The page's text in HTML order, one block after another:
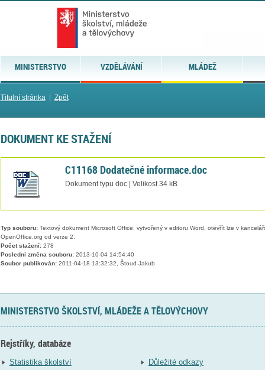
MINISTERSTVO VZDĚLÁVÁNÍ MLÁDEŽ
Titulní stránka| Zpět
DOKUMENT KE STAŽENÍ
C11168 Dodatečné informace.doc
Dokument typu doc | Velikost 34 kB
Typ souboru:Textový dokument Microsoft Office, vytvořený v editoru Word, otevřít lze v
OpenOffice.org od verze 2.
Počet stažení:278
Poslední změna souboru:2013-10-04 14:54:40
Soubor publikován:2011-04-18 13:32:32, Štoud Jakub
MINISTERSTVO ŠKOLSTVÍ, MLÁDEŽE A TĚLOVÝCHOVY
Rejstříky, databáze
Statistika školství
Důležité odkazy